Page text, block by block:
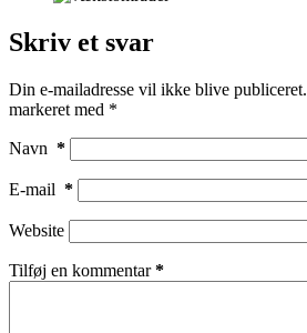
Skriv et svar
Din e-mailadresse vil ikke blive publiceret.
markeret med *
Navn *
E-mail *
Website
Tilføj en kommentar*